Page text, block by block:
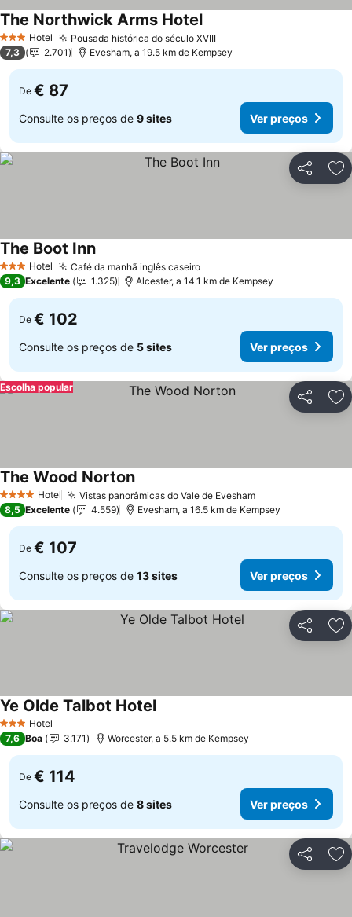
3 EstrelasHotel Pousada histórica do século XVIII
The Northwick Arms Hotel
7,3 2.701 Evesham, a 19.5 km de Kempsey
De € 87
Consulte os preços de 9 sites Ver preços
Partilhar
3 EstrelasHotel Café da manhã inglês caseiro
The Boot Inn
9,3 Excelente 1.325 Alcester, a 14.1 km de Kempsey
De € 102
Consulte os preços de 5 sites Ver preços
Partilhar
Escolha popular
4 EstrelasHotel Vistas panorâmicas do Vale de Evesham
The Wood Norton
8,5 Excelente 4.559 Evesham, a 16.5 km de Kempsey
De € 107
Consulte os preços de 13 sites Ver preços
Partilhar
3 EstrelasHotel
Ye Olde Talbot Hotel
7,6 Boa 3.171 Worcester, a 5.5 km de Kempsey
De € 114
Consulte os preços de 8 sites Ver preços
Partilhar